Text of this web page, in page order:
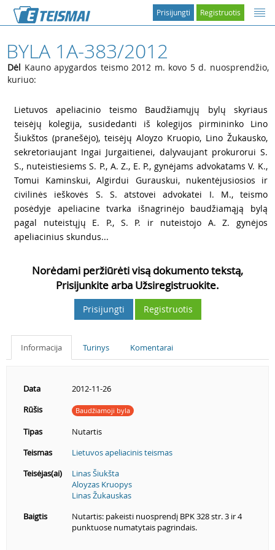
Registruotis
Prisijungti
BYLA 1A-383/2012
Dėl Kauno apygardos teismo 2012 m. kovo 5 d. nuosprendžio,
kuriuo:
Lietuvos apeliacinio teismo Baudžiamųjų bylų skyriaus
teisėjų kolegija, susidedanti iš kolegijos pirmininko Lino
Šiukštos (pranešėjo), teisėjų Aloyzo Kruopio, Lino Žukausko,
sekretoriaujant Ingai Jurgaitienei, dalyvaujant prokurorui S.
S., nuteistiesiems S. P., A. Z., E. P., gynėjams advokatams V. K.,
Tomui Kaminskui, Algirdui Gurauskui, nukentėjusiosios ir
civilinės ieškovės S. S. atstovei advokatei I. M., teismo
posėdyje apeliacine tvarka išnagrinėjo baudžiamąją bylą
pagal nuteistųjų E. P., S. P. ir nuteistojo A. Z. gynėjos
apeliacinius skundus...
Norėdami peržiūrėti visą dokumento tekstą,
Prisijunkite arba Užsiregistruokite.
Prisijungti Registruotis
Informacija Turinys Komentarai
Data
2012-11-26
Rūšis
Baudžiamoji byla
Tipas
Nutartis
Teismas
Lietuvos apeliacinis teismas
Teisėjas(ai)
Linas Šiukšta
Aloyzas Kruopys
Linas Žukauskas
Baigtis
Nutartis: pakeisti nuosprendį BPK 328 str. 3 ir 4
punktuose numatytais pagrindais.